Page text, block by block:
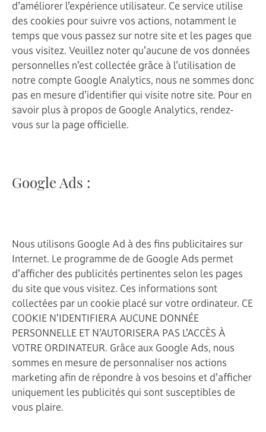
d’améliorer l’expérience utilisateur. Ce service utilise
des cookies pour suivre vos actions, notamment le
temps que vous passez sur notre site et les pages que
vous visitez. Veuillez noter qu’aucune de vos données
personnelles n’est collectée grâce à l’utilisation de
notre compte Google Analytics, nous ne sommes donc
pas en mesure d’identifier qui visite notre site. Pour en
savoir plus à propos de Google Analytics, rendez-
vous sur la page officielle.
Google Ads :
Nous utilisons Google Ad à des fins publicitaires sur
Internet. Le programme de de Google Ads permet
d’afficher des publicités pertinentes selon les pages
du site que vous visitez. Ces informations sont
collectées par un cookie placé sur votre ordinateur. CE
COOKIE N’IDENTIFIERA AUCUNE DONNÉE
PERSONNELLE ET N’AUTORISERA PAS L’ACCÈS À
VOTRE ORDINATEUR. Grâce aux Google Ads, nous
sommes en mesure de personnaliser nos actions
marketing afin de répondre à vos besoins et d’afficher
uniquement les publicités qui sont susceptibles de
vous plaire.